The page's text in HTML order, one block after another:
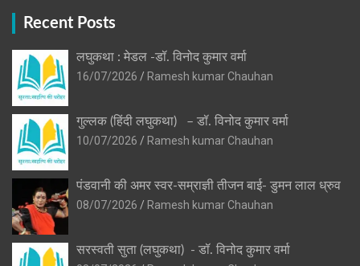
Recent Posts
लघुकथा : मेडल -डॉ. विनोद कुमार वर्मा
16/07/2026
Ramesh kumar Chauhan
गुल्लक (हिंदी लघुकथा) – डॉ. विनोद कुमार वर्मा
10/07/2026
Ramesh kumar Chauhan
पंडवानी की अमर स्वर-सम्राज्ञी तीजन बाई- डुमन लाल ध्रुव
08/07/2026
Ramesh kumar Chauhan
सरस्वती सुता (लघुकथा) ​- डॉ. विनोद कुमार वर्मा